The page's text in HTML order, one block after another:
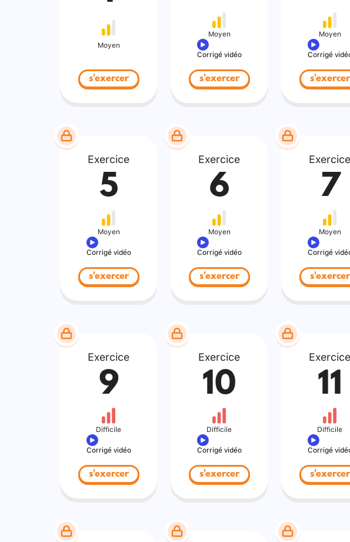
Moyen
s'exercer
Moyen
Corrigé vidéo
s'exercer
Moyen
Corrigé
s'exercer
Exercice
5
Moyen
Corrigé vidéo
s'exercer
Exercice
6
Moyen
Corrigé vidéo
s'exercer
Exercice
7
Moyen
Corrigé
s'exercer
Exercice
9
Difficile
Corrigé vidéo
s'exercer
Exercice
10
Difficile
Corrigé vidéo
s'exercer
Exercice
11
Difficile
Corrigé
s'exercer